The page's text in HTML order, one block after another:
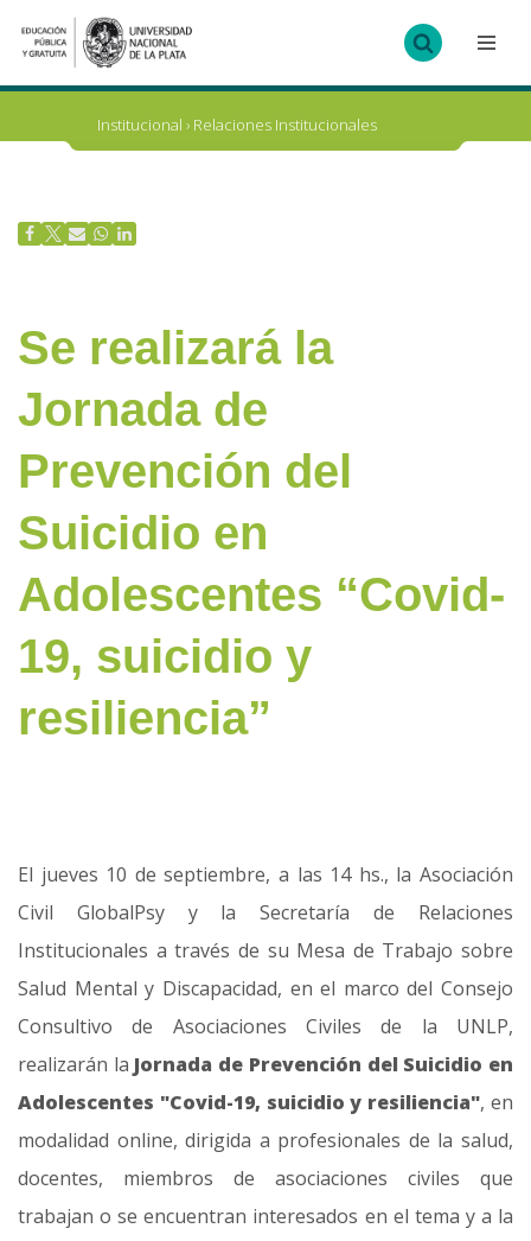
Ir
al
Institucional › Relaciones Institucionales
Se realizará la
Jornada de
Prevención del
Suicidio en
Adolescentes “Covid-
19, suicidio y
resiliencia”
El jueves 10 de septiembre, a las 14 hs., la Asociación
Civil GlobalPsy y la Secretaría de Relaciones
Institucionales a través de su Mesa de Trabajo sobre
Salud Mental y Discapacidad, en el marco del Consejo
Consultivo de Asociaciones Civiles de la UNLP,
realizarán la Jornada de Prevención del Suicidio en
Adolescentes "Covid-19, suicidio y resiliencia", en
modalidad online, dirigida a profesionales de la salud,
docentes, miembros de asociaciones civiles que
trabajan o se encuentran interesados en el tema y a la